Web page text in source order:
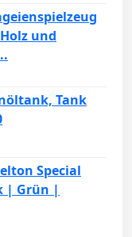
und
Tank
Special
| Grün |